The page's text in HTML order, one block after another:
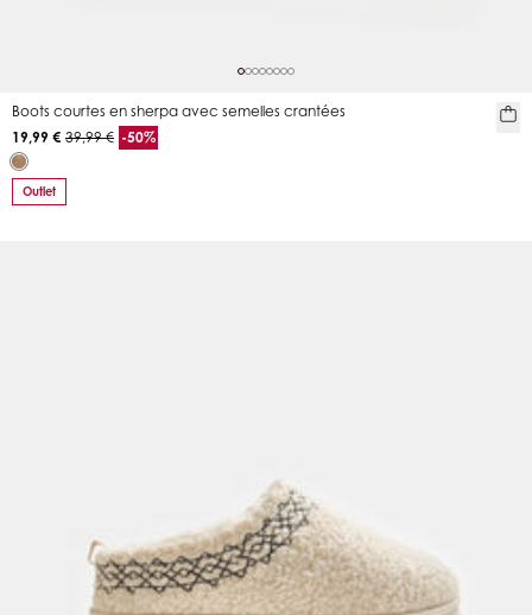
Boots courtes en sherpa avec semelles crantées
19,99 € 39,99 € -50%
Outlet